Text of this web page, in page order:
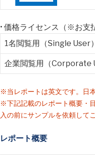
• 価格ライセンス（※お支
1名閲覧用（Single User）
企業閲覧用（Corporate
※当レポートは英文です。日
※下記記載のレポート概要・
入の前にサンプルを依頼して
レポート概要